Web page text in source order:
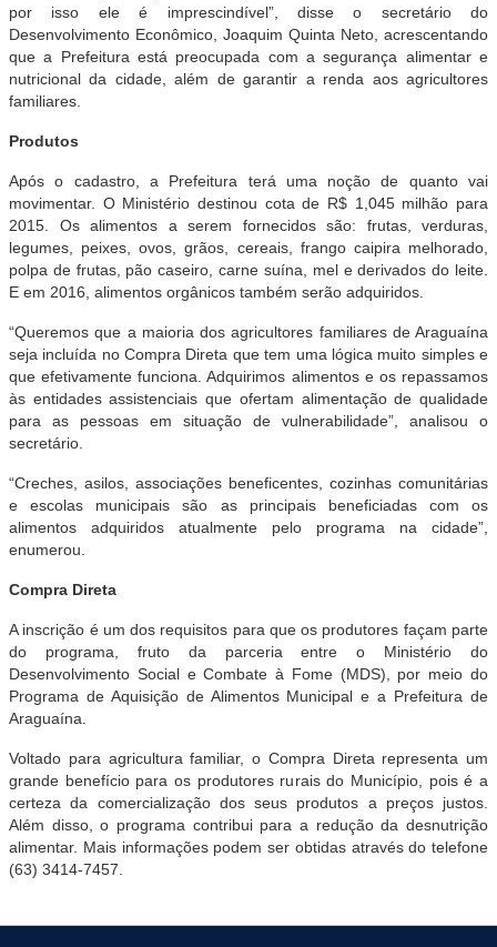
por isso ele é imprescindível”, disse o secretário do
Desenvolvimento Econômico, Joaquim Quinta Neto, acrescentando
que a Prefeitura está preocupada com a segurança alimentar e
nutricional da cidade, além de garantir a renda aos agricultores
familiares.
Produtos
Após o cadastro, a Prefeitura terá uma noção de quanto vai
movimentar. O Ministério destinou cota de R$ 1,045 milhão para
2015. Os alimentos a serem fornecidos são: frutas, verduras,
legumes, peixes, ovos, grãos, cereais, frango caipira melhorado,
polpa de frutas, pão caseiro, carne suína, mel e derivados do leite.
E em 2016, alimentos orgânicos também serão adquiridos.
“Queremos que a maioria dos agricultores familiares de Araguaína
seja incluída no Compra Direta que tem uma lógica muito simples e
que efetivamente funciona. Adquirimos alimentos e os repassamos
às entidades assistenciais que ofertam alimentação de qualidade
para as pessoas em situação de vulnerabilidade”, analisou o
secretário.
“Creches, asilos, associações beneficentes, cozinhas comunitárias
e escolas municipais são as principais beneficiadas com os
alimentos adquiridos atualmente pelo programa na cidade”,
enumerou.
Compra Direta
A inscrição é um dos requisitos para que os produtores façam parte
do programa, fruto da parceria entre o Ministério do
Desenvolvimento Social e Combate à Fome (MDS), por meio do
Programa de Aquisição de Alimentos Municipal e a Prefeitura de
Araguaína.
Voltado para agricultura familiar, o Compra Direta representa um
grande benefício para os produtores rurais do Município, pois é a
certeza da comercialização dos seus produtos a preços justos.
Além disso, o programa contribui para a redução da desnutrição
alimentar. Mais informações podem ser obtidas através do telefone
(63) 3414-7457.